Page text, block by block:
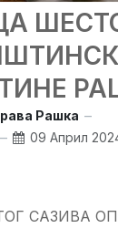
Рашка
09 Април
САЗИВА